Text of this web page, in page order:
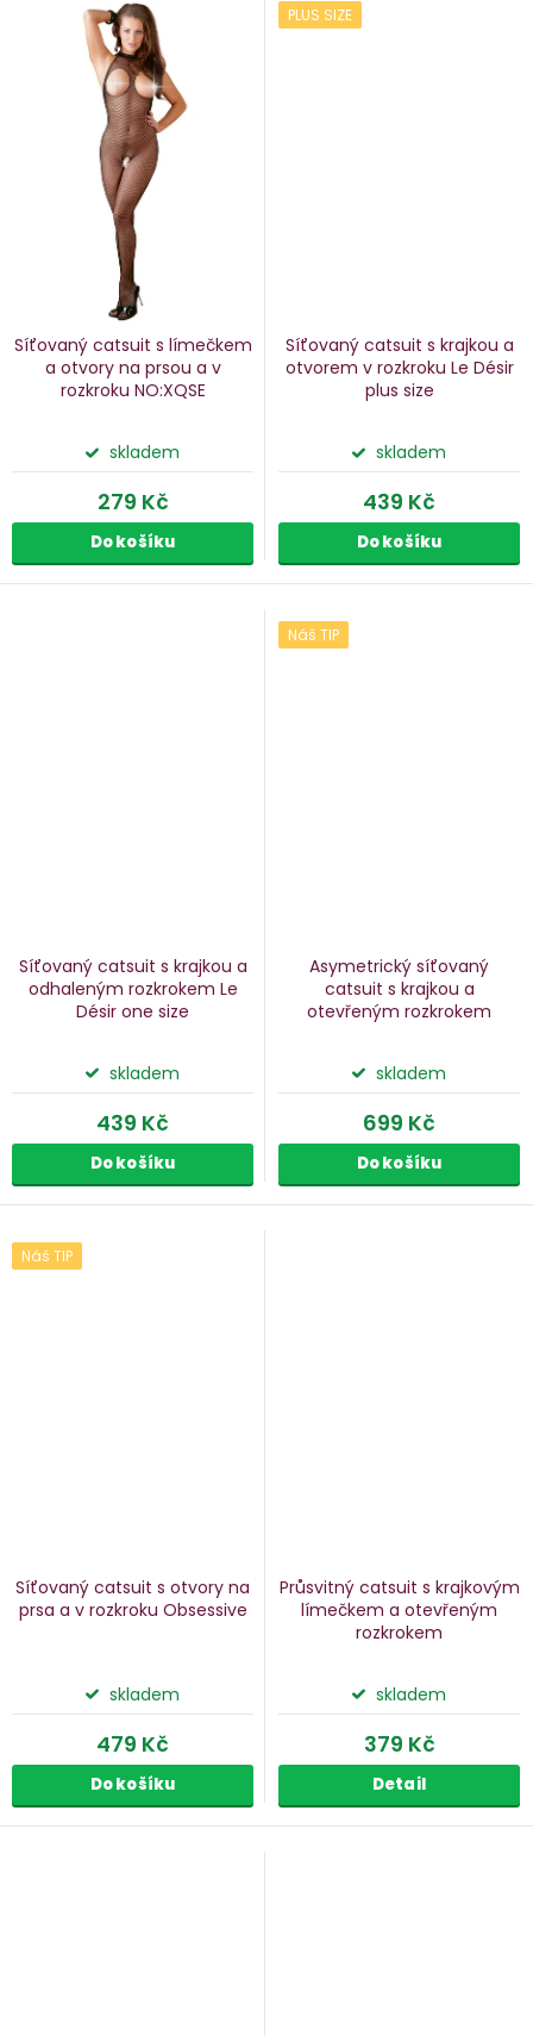
Síťovaný catsuit s límečkem
a otvory na prsou a v
rozkroku NO:XQSE
skladem
279 Kč
Do košíku
PLUS SIZE
Síťovaný catsuit s krajkou a
otvorem v rozkroku Le Désir
plus size
skladem
439 Kč
Do košíku
Síťovaný catsuit s krajkou a
odhaleným rozkrokem Le
Désir one size
skladem
439 Kč
Do košíku
Náš TIP
Asymetrický síťovaný
catsuit s krajkou a
otevřeným rozkrokem
skladem
699 Kč
Do košíku
Náš TIP
Síťovaný catsuit s otvory na
prsa a v rozkroku Obsessive
skladem
479 Kč
Do košíku
Průsvitný catsuit s krajkovým
límečkem a otevřeným
rozkrokem
skladem
379 Kč
Detail